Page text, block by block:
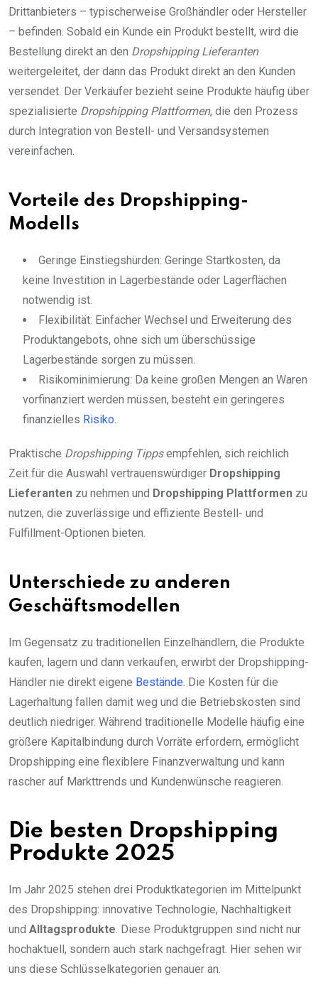
Drittanbieters – typischerweise Großhändler oder Hersteller
– befinden. Sobald ein Kunde ein Produkt bestellt, wird die
Bestellung direkt an den Dropshipping Lieferanten
weitergeleitet, der dann das Produkt direkt an den Kunden
versendet. Der Verkäufer bezieht seine Produkte häufig über
spezialisierte Dropshipping Plattformen, die den Prozess
durch Integration von Bestell- und Versandsystemen
vereinfachen.
Vorteile des Dropshipping-
Modells
Geringe Einstiegshürden: Geringe Startkosten, da
keine Investition in Lagerbestände oder Lagerflächen
notwendig ist.
Flexibilität: Einfacher Wechsel und Erweiterung des
Produktangebots, ohne sich um überschüssige
Lagerbestände sorgen zu müssen.
Risikominimierung: Da keine großen Mengen an Waren
vorfinanziert werden müssen, besteht ein geringeres
finanzielles Risiko.
Praktische Dropshipping Tippsempfehlen, sich reichlich
Zeit für die Auswahl vertrauenswürdiger Dropshipping
Lieferanten zu nehmen und Dropshipping Plattformen zu
nutzen, die zuverlässige und effiziente Bestell- und
Fulfillment-Optionen bieten.
Unterschiede zu anderen
Geschäftsmodellen
Im Gegensatz zu traditionellen Einzelhändlern, die Produkte
kaufen, lagern und dann verkaufen, erwirbt der Dropshipping-
Händler nie direkt eigene Bestände. Die Kosten für die
Lagerhaltung fallen damit weg und die Betriebskosten sind
deutlich niedriger. Während traditionelle Modelle häufig eine
größere Kapitalbindung durch Vorräte erfordern, ermöglicht
Dropshipping eine flexiblere Finanzverwaltung und kann
rascher auf Markttrends und Kundenwünsche reagieren.
Die besten Dropshipping
Produkte 2025
Im Jahr 2025 stehen drei Produktkategorien im Mittelpunkt
des Dropshipping: innovative Technologie, Nachhaltigkeit
und Alltagsprodukte. Diese Produktgruppen sind nicht nur
hochaktuell, sondern auch stark nachgefragt. Hier sehen wir
uns diese Schlüsselkategorien genauer an.